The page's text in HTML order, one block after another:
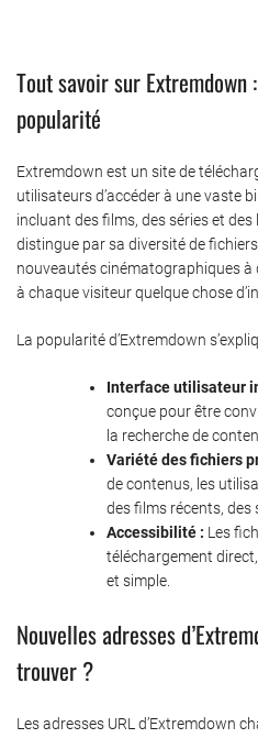
Tout savoir sur
popularité
Extremdown est un site de
utilisateurs d’accéder à une vaste
incluant des films, des séries et
distingue par sa diversité de
nouveautés cinématographiques
à chaque visiteur quelque chose
La popularité d’Extremdown
Interface utilisateur
conçue pour être
la recherche de
Variété des fichiers
de contenus, les
des films récents, des
Accessibilité : Les
téléchargement
et simple.
Nouvelles adresses
trouver ?
Les adresses URL d’Extremdown